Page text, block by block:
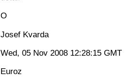
O
Josef Kvarda
Wed, 05 Nov 2008 12:28:15 GMT
Euroz